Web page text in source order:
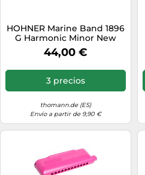
HOHNER Marine Band 1896
G Harmonic Minor New
44,00 €
3 precios
thomann.de (ES)
Envío a partir de 9,90 €